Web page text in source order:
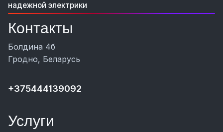
надежной электрики
Контакты
Болдина 4б
Гродно, Беларусь
+375444139092
Услуги